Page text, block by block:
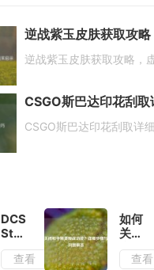
逆战紫玉皮肤获取攻略，
CSGO斯巴达印花刮
CSGO斯巴达印花刮取详
DCS
Steam
版，
飞行
查看
如何
关闭
和平
精英
查看